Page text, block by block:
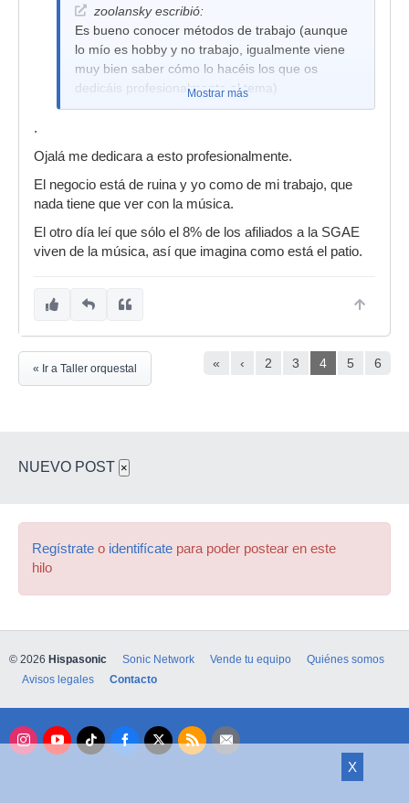
zoolansky escribió:
Es bueno conocer métodos de trabajo (aunque
lo mío es hobby y no trabajo, igualmente viene
muy bien saber cómo lo hacéis los que os
dedicáis profesionalmente al tema)
Mostrar más
.
Ojalá me dedicara a esto profesionalmente.
El negocio está de ruina y yo como de mi trabajo, que
nada tiene que ver con la música.
El otro día leí que sólo el 8% de los afiliados a la SGAE
viven de la música, así que imagina como está el patio.
« ‹ 2 3 4 5 6
« Ir a Taller orquestal
NUEVO POST ×
Regístrate o identifícate para poder postear en este
hilo
X
© 2026 Hispasonic Sonic Network Vende tu equipo
Quiénes somos
Avisos legales
Contacto